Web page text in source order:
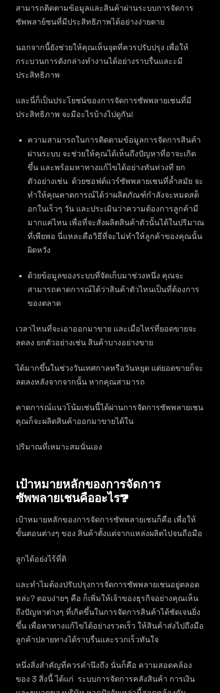
สามารถติดตามข้อมูลและสินค้าผ่านระบบการจัดการ
ซัพพลาย้ชนที่มีประสิทธิภาพได้อย่างง่ายดาย
นอกจากนี้ยังช่วยให้คุณเห็นจุดที่ควรปรับปรุง เพื่อให้
กระบวนการดังกล่างทำงานได้อย่างราบรื่นและะมี
ประสิทธิภาพ
และนี่ก็เป็นประโยชน์ของการจัดการซัพพลายเชนที่มี
ประสิทธิภาพ จะมีอะไรบ้างไปดูกัน!
ความสามารถในการติดตามข้อมูลการจัดการสินค้า
ผ่านระบบ จะช่วยให้คุณได้เห็นถึงปัญหาที่อาจะเกิด
ขึ้น และพร้อมหาทางแก้ไขได้อย่างทันท่วงที ยก
ตัวอย่างเช่น ด้วยซอฟต์แวร์ซัพพลายเชนที่ล้ำสมัย จะ
ทำให้คุณคาดการณ์ได้ว่าผลิตภัณฑ์กำลังจะหมดสต็
อกในเร็วๆ วัน และประเมินว่าความต้องการลูกค้ามี
มากแค่ไหน เพื่อที่จะสั่งผลิตสินค้าตัวนั้นได้ในปริมาณ
ที่เพียพอ นี่แหละคือวิธีที่จะไม่ทำให้ลูกค้าของคุณนั้น
ผิดหวัง
ด้วยข้อมูลของระบบที่จัดเก็บมาช่วงหนึ่ง คุณจะ
สามารถคาดการณ์ได้ว่าสินค้าตัวไหนเป็นที่ต้องการ
ของตลาด
เวลาไหนที่จะเอาออกมาขาย และเมื่อไหร่ที่ยอดขายจะ
ลดลง ยกตัวอย่างเช่น สินค้าบางอย่างขาย
ได้มากขึ้นในช่วงวันเทศกาลหรือวันหยุด แต่ยอดขายก็จะ
ลดลงหลังจากจากนั้น หากคุณสามารถ
คาดการณ์แนวโน้มเช่นนี้ได้ผ่านการจัดการซัพพลายเชน
คุณก็จะผลิตสินค้าออกมาขายได้ใน
ปริมาณที่เหมาะสมนั่นเอง
เป้าหมายหลักของการจัดการ
ซัพพลายเชนคืออะไร?
เป้าหมายหลักของการจัดการซัพพลายเชนก็คือ เพื่อให้
ขั้นตอนต่างๆ ของ สินค้าตั้งแต่จากแหล่งผลิตไปจนถือมือ
ลูกได้อย่งไร้ที่ติ
และทำไมต้องปรับปรุงการจัดการซัพพลายเชนอยู่ตลอด
หล่ะ? ตอบง่ายๆ คือ ก็เพิ่มให้เจ้าของธุรกิจอย่างคุณเห็น
ถึงปัญหาต่างๆ ที่เกิดขึ้นในการจัดการสินค้าได้ชัดเจนยิ่ง
ขึ้น เพื่อหาทางแก้ไขได้อย่างรวดเร็ว ให้สินค้าส่งไปถึงมือ
ลูกค้าปลายทางได้ราบรื่นและรวกเร็วทันใจ
หนึ่งสิ่งสำคัญที่ควรคำนึงถึง นั่นก็คือ ความสอดคล้อง
ของ 3 สิ่งนี้ ได้แก่ ระบบการจัดการคลังสินค้า การเงิน